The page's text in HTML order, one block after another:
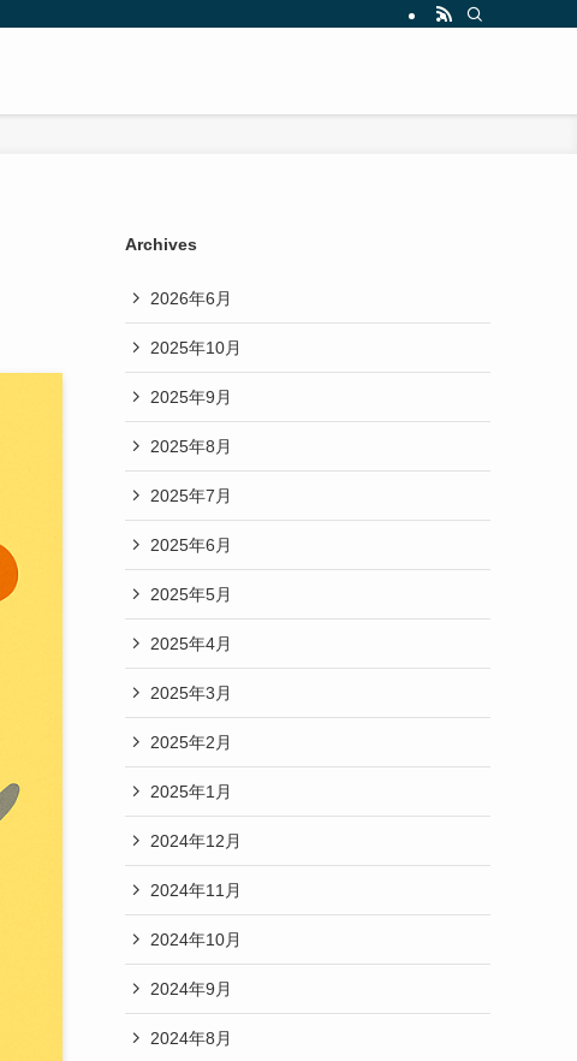
Archives
2026年6月
2025年10月
2025年9月
2025年8月
2025年7月
2025年6月
2025年5月
2025年4月
2025年3月
2025年2月
2025年1月
2024年12月
2024年11月
2024年10月
2024年9月
2024年8月